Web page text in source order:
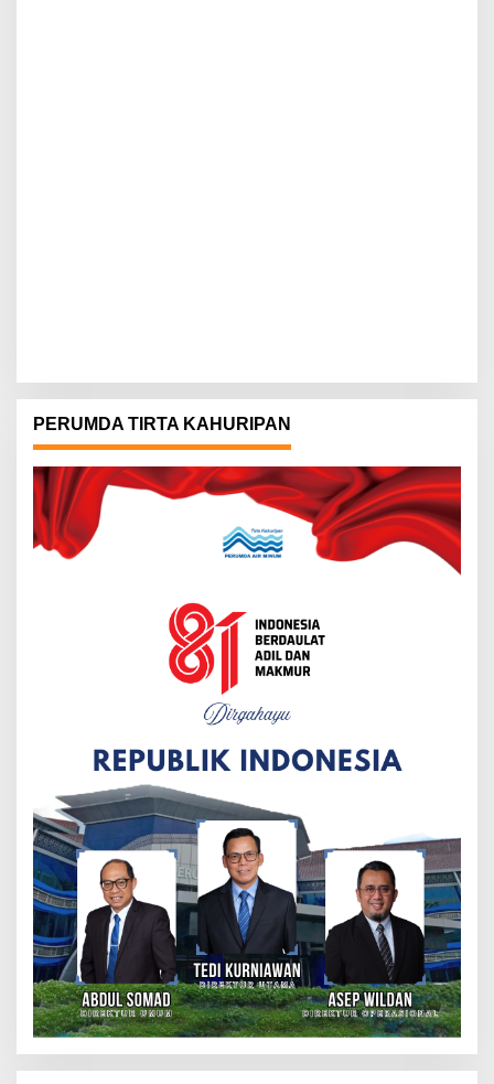
PERUMDA TIRTA KAHURIPAN